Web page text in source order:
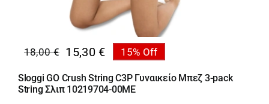
18,00€
Original
price
was:
15,30 €
Η
τρέχουσα
τιμή
15% Off
Sloggi GO Crush String C3P Γυναικείο Μπεζ 3-pack
String Σλιπ 10219704-00ME